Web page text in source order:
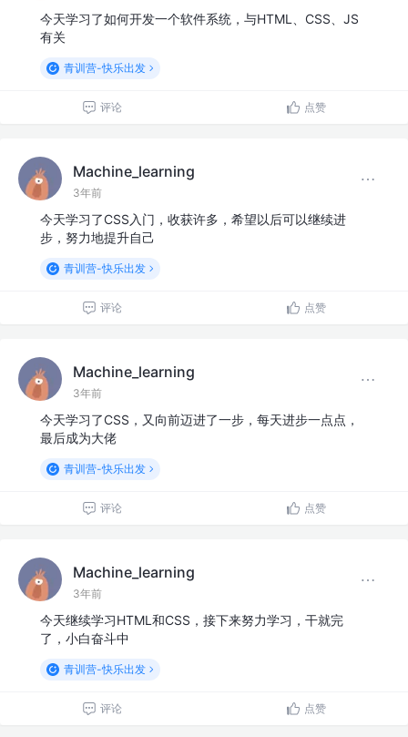
今天学习了如何开发一个软件系统，与HTML、CSS、JS
有关
青训营-快乐出发
评论 点赞
Machine_learning
3年前
今天学习了CSS入门，收获许多，希望以后可以继续进
步，努力地提升自己
青训营-快乐出发
评论 点赞
Machine_learning
3年前
今天学习了CSS，又向前迈进了一步，每天进步一点点，
最后成为大佬
青训营-快乐出发
评论 点赞
Machine_learning
3年前
今天继续学习HTML和CSS，接下来努力学习，干就完
了，小白奋斗中
青训营-快乐出发
评论 点赞